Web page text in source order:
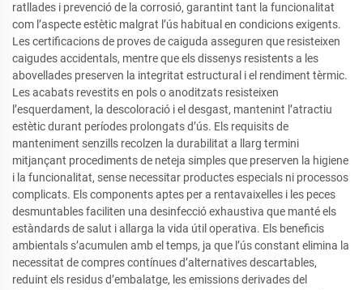
ratllades i prevenció de la corrosió, garantint tant la funcionalitat
com l’aspecte estètic malgrat l’ús habitual en condicions exigents.
Les certificacions de proves de caiguda asseguren que resisteixen
caigudes accidentals, mentre que els dissenys resistents a les
abovellades preserven la integritat estructural i el rendiment tèrmic.
Les acabats revestits en pols o anoditzats resisteixen
l’esquerdament, la descoloració i el desgast, mantenint l’atractiu
estètic durant períodes prolongats d’ús. Els requisits de
manteniment senzills recolzen la durabilitat a llarg termini
mitjançant procediments de neteja simples que preserven la higiene
i la funcionalitat, sense necessitar productes especials ni processos
complicats. Els components aptes per a rentavaixelles i les peces
desmuntables faciliten una desinfecció exhaustiva que manté els
estàndards de salut i allarga la vida útil operativa. Els beneficis
ambientals s’acumulen amb el temps, ja que l’ús constant elimina la
necessitat de compres contínues d’alternatives descartables,
reduint els residus d’embalatge, les emissions derivades del